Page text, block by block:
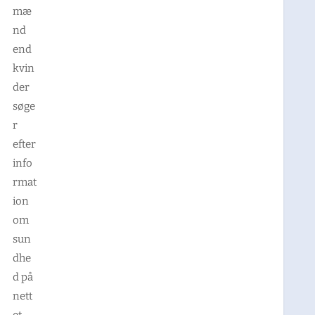
mæ
nd
end
kvin
der
søge
r
efter
info
rmat
ion
om
sun
dhe
d på
nett